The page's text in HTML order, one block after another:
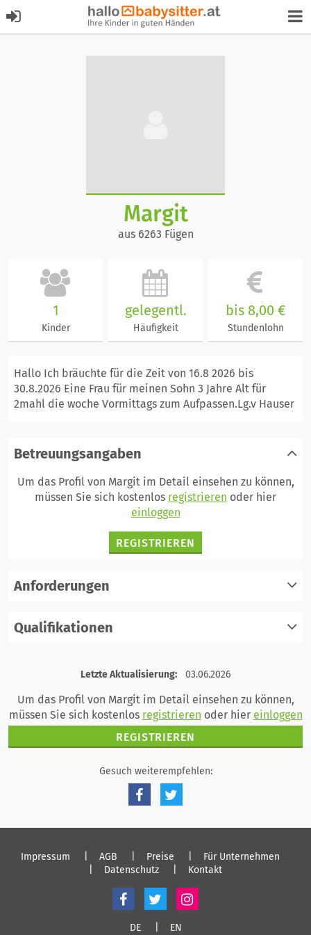
Margit
aus 6263 Fügen
1
Kinder
gelegentl.
Häufigkeit
bis 8,00 €
Stundenlohn
Hallo Ich bräuchte für die Zeit von 16.8 2026 bis
30.8.2026 Eine Frau für meinen Sohn 3 Jahre Alt für
2mahl die woche Vormittags zum Aufpassen.Lg.v Hauser
Betreuungsangaben
Um das Profil von Margit im Detail einsehen zu können,
müssen Sie sich kostenlos registrieren oder hier
einloggen
REGISTRIEREN
Anforderungen
Qualifikationen
registrieren
Letzte Aktualisierung: 03.06.2026
Um das Profil von Margit im Detail einsehen zu können,
müssen Sie sich kostenlos registrieren oder hier einloggen
REGISTRIEREN
Gesuch weiterempfehlen:
Impressum AGB Preise
Für Unternehmen
Datenschutz
Kontakt
DE EN